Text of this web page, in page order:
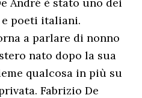
poeti italiani.
a parlare di nonno
nato dopo la sua
qualcosa in più su
Fabrizio De